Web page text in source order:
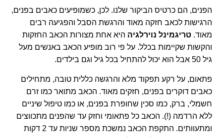
הפנים, הם כרטיס הביקור שלנו. לכן, כשמופיעים כאבים בפנים,
הרגישות לכאב חזקה מאוד והרגשת הסבל והפגיעה רבים
מאוד. טריגמינל נוירלגיה היא אחת מצורות הכאב החזקות
והקשות שקיימות בכלל. על פי רוב מופיע הכאב באנשים מעל
גיל 50 אבל הוא יכול להתחיל בכל גיל וגם בילדים.
פתאום, על רקע תפקוד מלא והרגשה כללית טובה, מתחילים
כאבים דוקרים בפנים, חזקים מאוד. הכאב מתואר כמו זרם
חשמלי, ברק, כמו סכין שחופרת בפנים, או כמו טיפול שיניים
ללא הרדמה (!). הכאב כל פתאומי וחזק עד שהפנים מתכווצים
ומתעוותים. התקפת הכאב נמשכת מספר שניות עד 2 דקות